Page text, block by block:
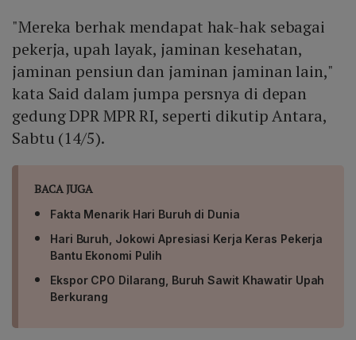
"Mereka berhak mendapat hak-hak sebagai
pekerja, upah layak, jaminan kesehatan,
jaminan pensiun dan jaminan jaminan lain,"
kata Said dalam jumpa persnya di depan
gedung DPR MPR RI, seperti dikutip Antara,
Sabtu (14/5).
BACA JUGA
Fakta Menarik Hari Buruh di Dunia
Hari Buruh, Jokowi Apresiasi Kerja Keras Pekerja
Bantu Ekonomi Pulih
Ekspor CPO Dilarang, Buruh Sawit Khawatir Upah
Berkurang